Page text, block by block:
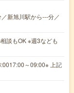
新旭川駅から---分／
談もOK ※週3なども
～09:00※ 上記